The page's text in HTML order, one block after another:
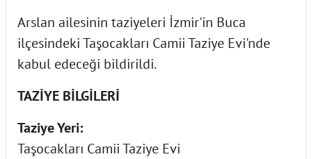
Arslan ailesinin taziyeleri İzmir'in Buca
ilçesindeki Taşocakları Camii Taziye Evi'nde
kabul edeceği bildirildi.
TAZİYE BİLGİLERİ
Taziye Yeri:
Taşocakları Camii Taziye Evi